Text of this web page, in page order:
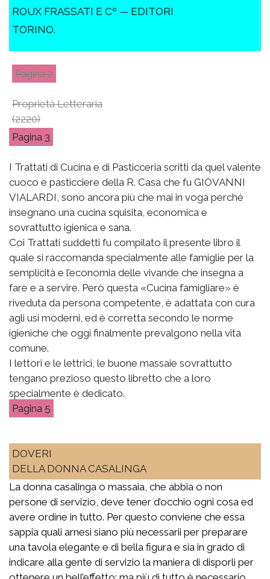
ROUX FRASSATI E Cº — EDITORI
TORINO.
2
Proprietà Letteraria
(2220)
3
I Trattati di Cucina e di Pasticceria scritti da quel valente
cuoco e pasticciere della R. Casa che fu GIOVANNI
VIALARDI, sono ancora più che mai in voga perché
insegnano una cucina squisita, economica e
sovrattutto igienica e sana.
Coi Trattati suddetti fu compilato il presente libro il
quale si raccomanda specialmente alle famiglie per la
semplicità e l’economia delle vivande che insegna a
fare e a servire. Però questa «Cucina famigliare» è
riveduta da persona competente, è adattata con cura
agli usi moderni, ed è corretta secondo le norme
igieniche che oggi finalmente prevalgono nella vita
comune.
I lettori e le lettrici, le buone massaie sovrattutto
tengano prezioso questo libretto che a loro
specialmente è dedicato.
5
DOVERI
DELLA DONNA CASALINGA
La donna casalinga o massaia, che abbia o non
persone di servizio, deve tener d’occhio ogni cosa ed
avere ordine in tutto. Per questo conviene che essa
sappia quali arnesi siano più necessarii per preparare
una tavola elegante e di bella figura e sia in grado di
indicare alla gente di servizio la maniera di disporli per